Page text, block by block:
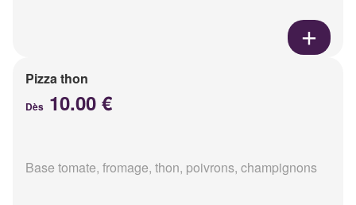
Pizza thon
Dès 10.00 €
Base tomate, fromage, thon, poivrons, champignons